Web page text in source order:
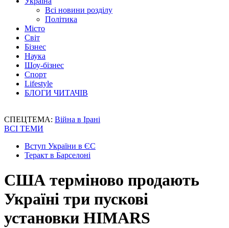
Всі новини розділу
Політика
Місто
Світ
Бізнес
Наука
Шоу-бізнес
Спорт
Lifestyle
БЛОГИ ЧИТАЧІВ
СПЕЦТЕМА: Війна в Ірані
ВСІ ТЕМИ
Вступ України в ЄС
Теракт в Барселоні
США терміново продають
Україні три пускові
установки HIMARS